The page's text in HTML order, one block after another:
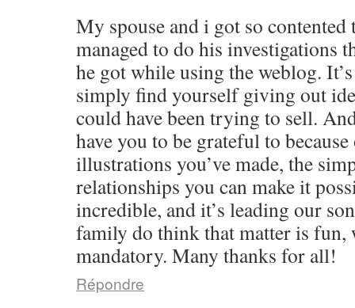
My spouse and i got so contented
managed to do his investigations
he got while using the weblog.
simply find yourself giving out
could have been trying to sell.
have you to be grateful to
illustrations you’ve made, the
relationships you can make it
incredible, and it’s leading our
family do think that matter is
mandatory. Many thanks for all!
Répondre